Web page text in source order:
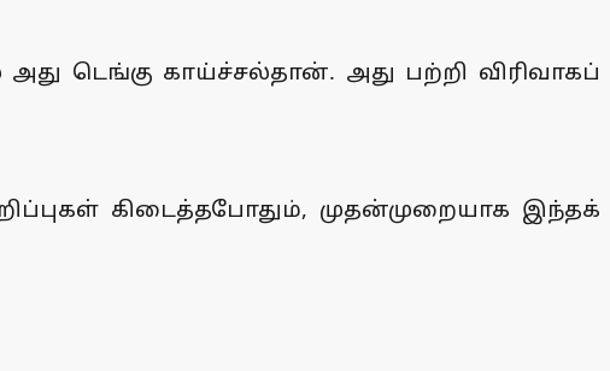
டெங்கு காய்ச்சல்தான். அது பற்றி விரிவாகப்
கிடைத்தபோதும், முதன்முறையாக இந்தக்